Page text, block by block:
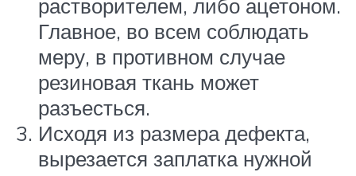
растворителем, либо ацетоном.
Главное, во всем соблюдать
меру, в противном случае
резиновая ткань может
разъесться.
Исходя из размера дефекта,
вырезается заплатка нужной